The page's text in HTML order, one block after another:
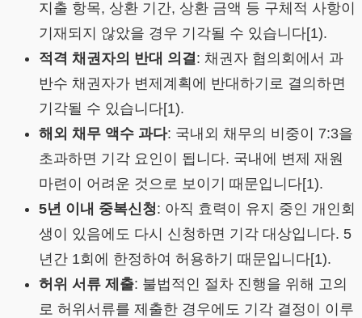
지출 항목, 상환 기간, 상환 금액 등 구체적 사항이
기재되지 않았을 경우 기각될 수 있습니다[1).
적격 채권자의 반대 의결 : 채권자 협의회에서 과
반수 채권자가 변제계획에 반대하기로 결의하면
기각될 수 있습니다[1).
해외 채무 액수 과다: 국내외 채무의 비중이 7:3을
초과하면 기각 요인이 됩니다. 국내에 변제 재원
마련이 어려운 것으로 보이기 때문입니다[1).
5년 이내 중복신청: 아직 효력이 유지 중인 개인회
생이 있음에도 다시 신청하면 기각 대상입니다. 5
년간 1회에 한정하여 허용하기 때문입니다[1).
허위 서류 제출: 불법적인 절차 진행을 위해 고의
로 허위서류를 제출한 경우에도 기각 결정이 이루